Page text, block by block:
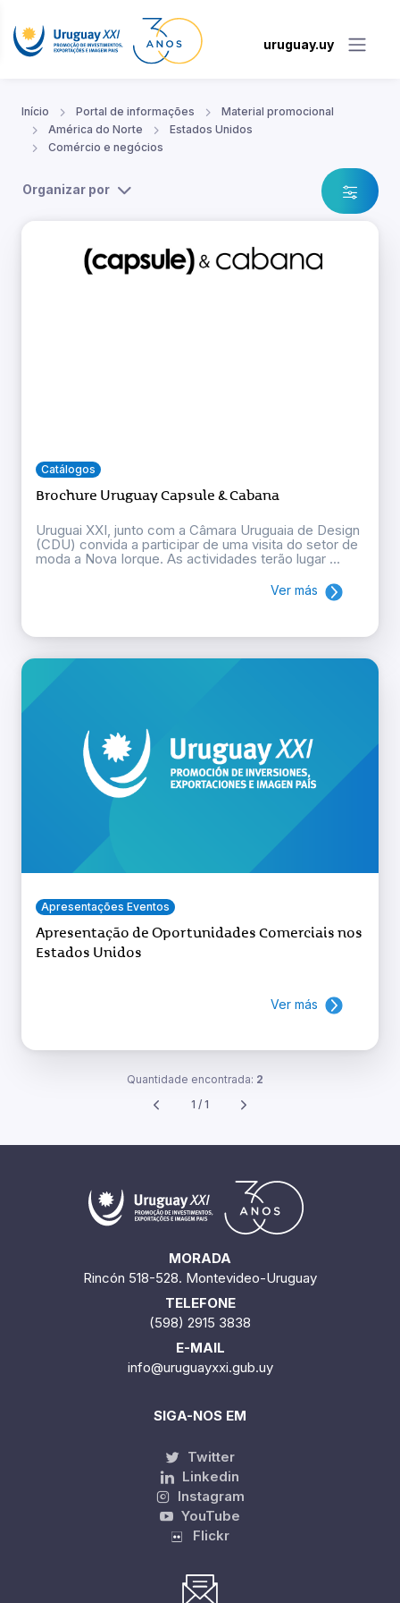
uruguay.uy
Início Portal de informações
Material promocional
América do Norte
Estados Unidos
Comércio e negócios
Organizar por
Catálogos
Brochure Uruguay Capsule & Cabana
Uruguai XXI, junto com a Câmara Uruguaia de Design
(CDU) convida a participar de uma visita do setor de
moda a Nova Iorque. As actividades terão lugar ...
Ver más
Apresentações Eventos
Apresentação de Oportunidades Comerciais nos
Estados Unidos
Ver más
Quantidade encontrada: 2
1 / 1
MORADA
Rincón 518-528. Montevideo-Uruguay
TELEFONE
(598) 2915 3838
E-MAIL
info@uruguayxxi.gub.uy
SIGA-NOS EM
Twitter
Linkedin
Instagram
YouTube
Flickr